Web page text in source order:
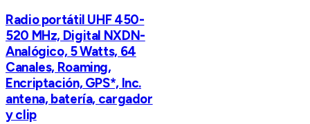
Radio portátil UHF 450-
520 MHz, Digital NXDN-
Analógico, 5 Watts, 64
Canales, Roaming,
Encriptación, GPS*, Inc.
antena, batería, cargador
y clip